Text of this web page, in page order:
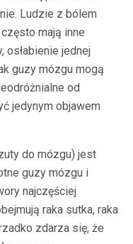
Ludzie z bólem
mają inne
osłabienie jednej
guzy mózgu mogą
od
jedynym objawem
do mózgu) jest
guzy mózgu i
najczęściej
raka sutka, raka
zdarza się, że